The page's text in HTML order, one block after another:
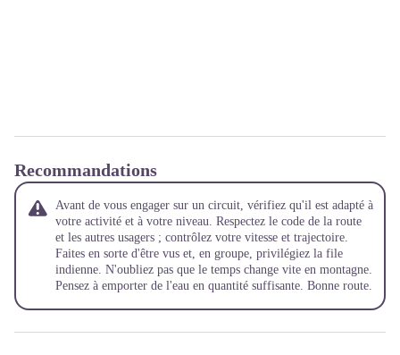
Recommandations
Avant de vous engager sur un circuit, vérifiez qu'il est adapté à
votre activité et à votre niveau. Respectez le code de la route
et les autres usagers ; contrôlez votre vitesse et trajectoire.
Faites en sorte d'être vus et, en groupe, privilégiez la file
indienne. N'oubliez pas que le temps change vite en montagne.
Pensez à emporter de l'eau en quantité suffisante. Bonne route.